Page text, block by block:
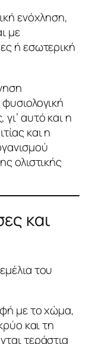
ενόχληση,
με
ή εσωτερική
αυτό και η
και η
ολιστικής
και
του
με το χώμα,
και τη
τεράστια